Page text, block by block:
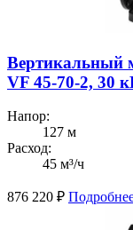
Вертикальный
VF 45-70-2, 30
Напор:
127 м
Расход:
45 м³/ч
876 220 ₽